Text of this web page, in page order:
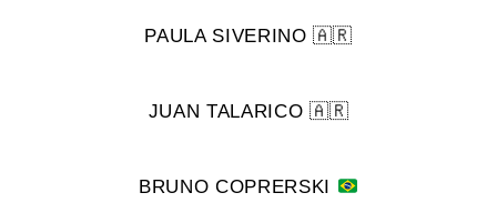
PAULA SIVERINO 🇦🇷
JUAN TALARICO 🇦🇷
BRUNO COPRERSKI